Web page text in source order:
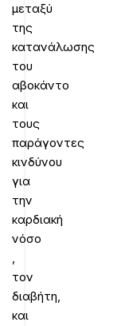
μεταξύ
της
κατανάλωσης
του
αβοκάντο
και
τους
παράγοντες
κινδύνου
για
την
καρδιακή
νόσο
,
τον
διαβήτη,
και